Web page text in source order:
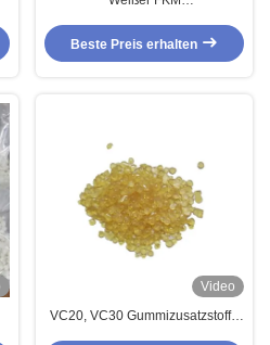
20 ASM-1 ASM-2 49,1% aktiv
Beste Preis erhalten
Video
VC20, VC30 Gummizusatzstoffe